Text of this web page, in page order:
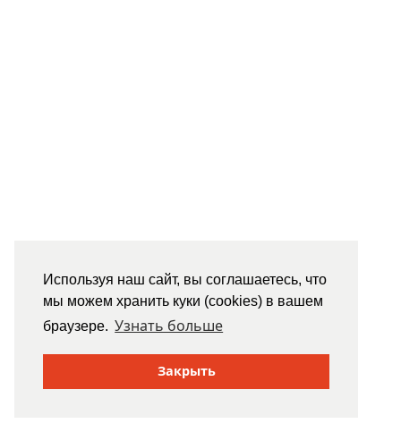
Используя наш сайт, вы соглашаетесь, что
мы можем хранить куки (cookies) в вашем
браузере. Узнать больше
Закрыть